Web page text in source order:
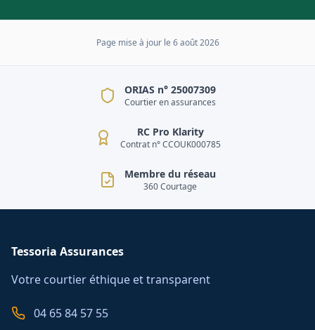
Page mise à jour le 6 août 2026
ORIAS n° 25007309
Courtier en assurances
RC Pro Klarity
Contrat n° CCOUK000785
Membre du réseau
360 Courtage
Tessoria Assurances
Votre courtier éthique et transparent
04 65 84 57 55